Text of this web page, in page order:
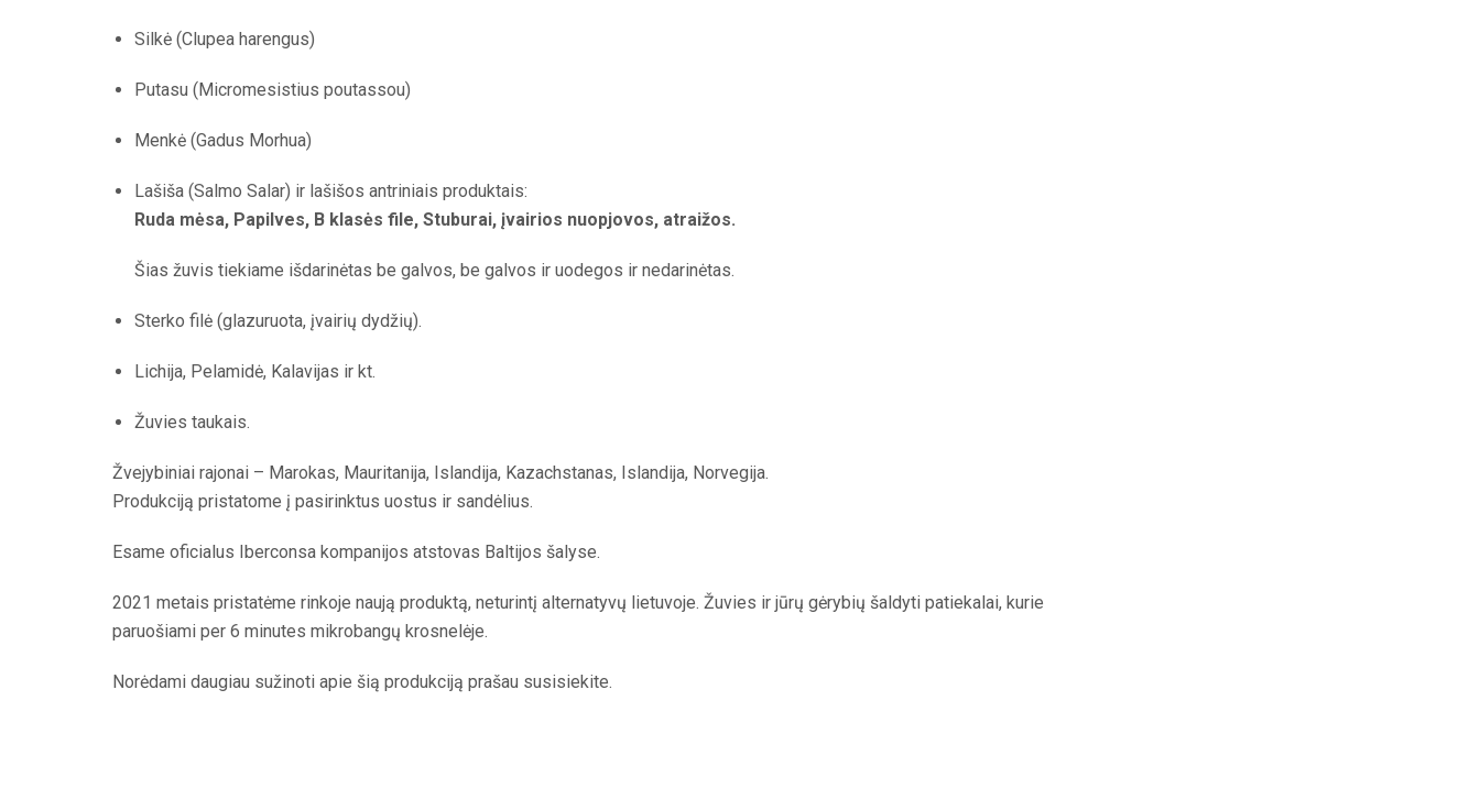
Silkė (Clupea harengus)
Putasu (Micromesistius poutassou)
Menkė (Gadus Morhua)
Lašiša (Salmo Salar) ir lašišos antriniais produktais:
Ruda mėsa, Papilves, B klasės file, Stuburai, įvairios nuopjovos, atraižos.
Šias žuvis tiekiame išdarinėtas be galvos, be galvos ir uodegos ir nedarinėtas.
Sterko filė (glazuruota, įvairių dydžių).
Lichija, Pelamidė, Kalavijas ir kt.
Žuvies taukais.
Žvejybiniai rajonai – Marokas, Mauritanija, Islandija, Kazachstanas, Islandija, Norvegija.
Produkciją pristatome į pasirinktus uostus ir sandėlius.
Esame oficialus Iberconsa kompanijos atstovas Baltijos šalyse.
2021 metais pristatėme rinkoje naują produktą, neturintį alternatyvų lietuvoje. Žuvies ir jūrų gėrybių šaldyti patiekalai, kurie
paruošiami per 6 minutes mikrobangų krosnelėje.
Norėdami daugiau sužinoti apie šią produkciją prašau susisiekite.